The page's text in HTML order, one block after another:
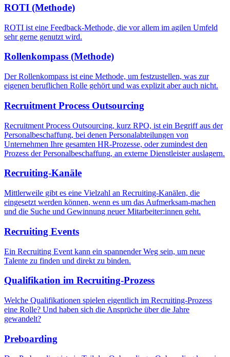
ROTI (Methode)
ROTI ist eine Feedback-Methode, die vor allem im agilen Umfeld
sehr gerne genutzt wird.
Rollenkompass (Methode)
Der Rollenkompass ist eine Methode, um festzustellen, was zur
eigenen beruflichen Rolle gehört und was explizit aber auch nicht.
Recruitment Process Outsourcing
Recruitment Process Outsourcing, kurz RPO, ist ein Begriff aus der
Personalbeschaffung, bei denen Personalabteilungen von
Unternehmen Ihre gesamten HR-Prozesse, oder zumindest den
Prozess der Personalbeschaffung, an externe Dienstleister auslagern.
Recruiting-Kanäle
Mittlerweile gibt es eine Vielzahl an Recruiting-Kanälen, die
eingesetzt werden können, wenn es um das Aufmerksam-machen
und die Suche und Gewinnung neuer Mitarbeiter:innen geht.
Recruiting Events
Ein Recruiting Event kann ein spannender Weg sein, um neue
Talente zu finden und direkt zu binden.
Qualifikation im Recruiting-Prozess
Welche Qualifikationen spielen eigentlich im Recruiting-Prozess
eine Rolle? Und haben sich die Ansprüche über die Jahre
gewandelt?
Preboarding